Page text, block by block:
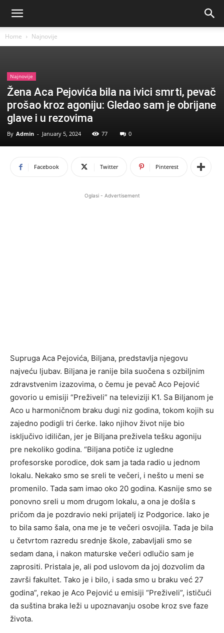
Home Najnovije
Najnovije
Žena Aca Pejovića bila na ivici smrti, pevač
prošao kroz agoniju: Gledao sam je obrijane
glave i u rezovima
By Admin - January 5, 2024 77 0
Facebook Twitter Pinterest
Oglasi - Advertisement
Supruga Aca Pejovića, Biljana, predstavlja njegovu
najveću ljubav. Biljana je ranije bila suočena s ozbiljnim
zdravstvenim izazovima, o čemu je pevač Aco Pejović
govorio u emisiji “Preživeli” na televiziji K1. Sa Biljanom je
Aco u harmoničnom braku dugi niz godina, tokom kojih su
zajedno podigli tri ćerke. Iako njihov život nije bio
isključivo idiličan, jer je Biljana preživela tešku agoniju
pre nekoliko godina. “Biljana potiče iz ugledne
profesorske porodice, dok sam ja tada radio u jednom
lokalu. Nekako smo se sreli te večeri, i nešto u meni se
promenilo. Tada sam imao oko 20 godina. Kasnije smo se
ponovno sreli u mom drugom lokalu, a ona je došla s
pričom da je pozdravio neki prijatelj iz Podgorice. Iako je
to bila samo šala, ona me je te večeri osvojila. Tada je bila
u četvrtom razredu srednje škole, zabavljali smo se
sedam dana, i nakon maturske večeri odlučio sam je
zaprositi. Pristala je, ali pod uslovom da joj dozvolim da
završi fakultet. Tako je i bilo, i sada smo u braku već 27
godina”, rekao je Aco Pejović u emisiji “Preživeli”, ističući
da suština braka leži u upoznavanju osobe kroz sve faze
života.